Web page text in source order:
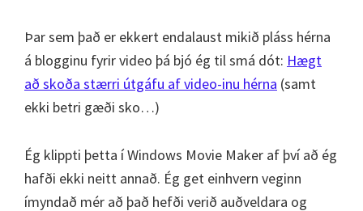
Þar sem það er ekkert endalaust mikið pláss hérna
á blogginu fyrir video þá bjó ég til smá dót: Hægt
að skoða stærri útgáfu af video-inu hérna (samt
ekki betri gæði sko…)
Ég klippti þetta í Windows Movie Maker af því að ég
hafði ekki neitt annað. Ég get einhvern veginn
ímyndað mér að það hefði verið auðveldara og